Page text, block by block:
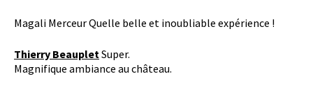
Magali Merceur Quelle belle et inoubliable expérience !
Thierry BeaupletSuper.
Magnifique ambiance au château.